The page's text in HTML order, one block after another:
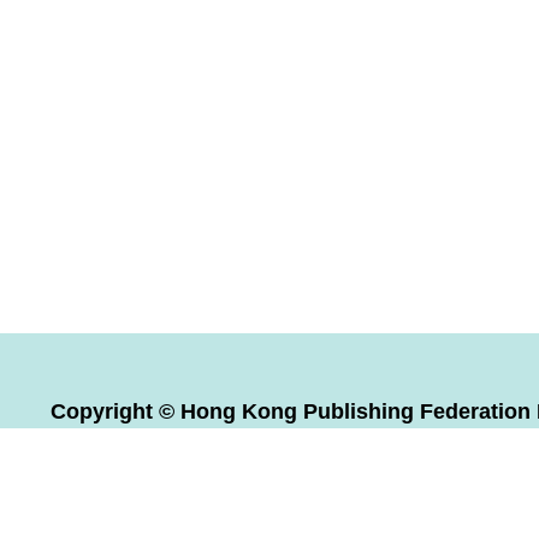
Copyright © Hong Kong Publishing Federation